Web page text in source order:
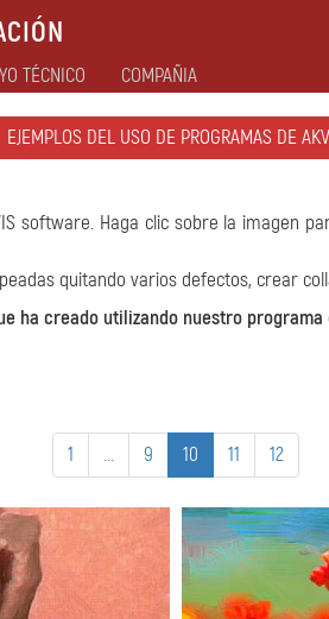
TÉCNICO COMPAÑIA
EJEMPLOS DEL USO DE PROGRAMAS DE
software. Haga clic sobre la imagen
quitando varios defectos, crear
ha creado utilizando nuestro
1 ... 9 10 11 12